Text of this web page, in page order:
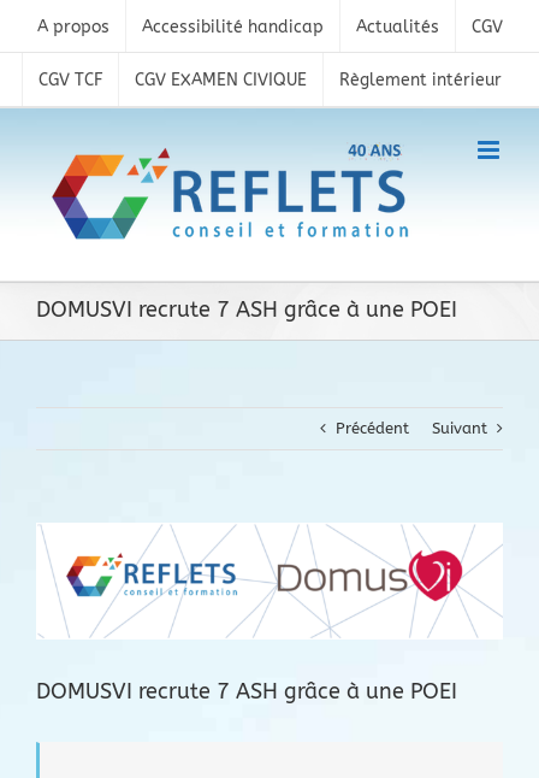
content
A propos Accessibilité handicap Actualités CGV
CGV TCF CGV EXAMEN CIVIQUE Règlement intérieur
DOMUSVI recrute 7 ASH grâce à une POEI
Précédent Suivant
Voir
l'image
agrandie
DOMUSVI recrute 7 ASH grâce à une POEI